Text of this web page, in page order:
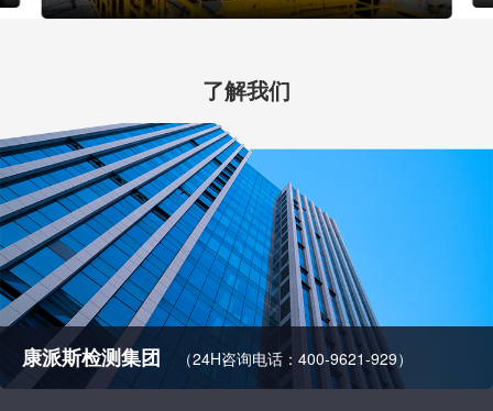
了解我们
康派斯检测集团 （24H咨询电话：400-9621-929）